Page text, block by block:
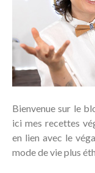
Bienvenue sur le
ici mes recettes
en lien avec le
mode de vie plus